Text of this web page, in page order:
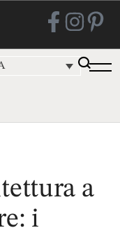
a
i